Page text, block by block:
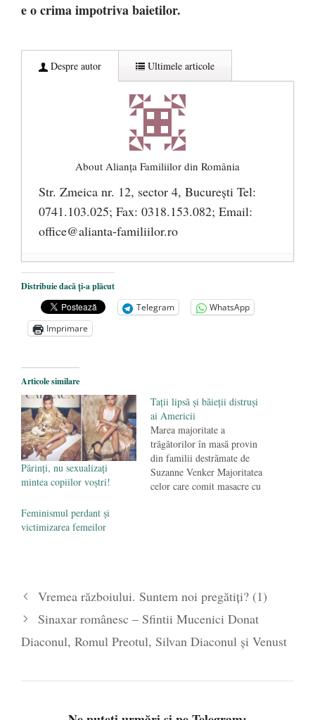
e o crima impotriva baietilor.
Despre autor Ultimele articole
About Alianţa Familiilor din România
Str. Zmeica nr. 12, sector 4, București Tel:
0741.103.025; Fax: 0318.153.082; Email:
office@alianta-familiilor.ro
Cioloș, Cîțu și Iohannis încearcă să pună
România sub steagul curcubeului - 1 iulie
2021
Un blestem care aspiră la realitate:
octombrie 2019
Parada confuziei sexuale
- 20 iunie 2019
Distribuie dacă ți-a plăcut
Telegram
WhatsApp
Imprimare
Articole similare
Părinți, nu sexualizați
mintea copiilor voștri!
Tații lipsă și băieții distruși
ai Americii
Marea majoritate a
trăgătorilor în masă provin
din familii destrămate de
Suzanne Venker Majoritatea
celor care comit masacre cu
familie și intersecția…
Feminismul perdant și
victimizarea femeilor
Vremea războiului. Suntem noi pregătiţi? (1)
Sinaxar românesc – Sfintii Mucenici Donat
Diaconul, Romul Preotul, Silvan Diaconul și Venust